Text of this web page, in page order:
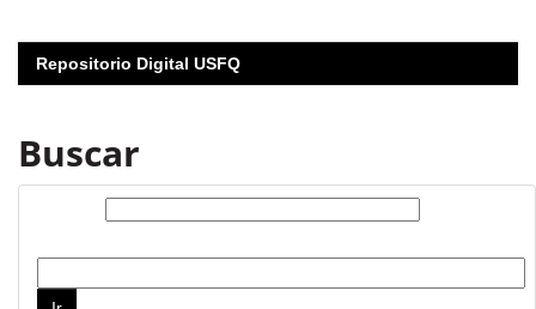
Repositorio Digital USFQ
Buscar